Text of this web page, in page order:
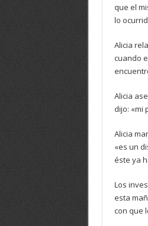
que el
lo
Alicia
cuando
Alicia
dijo: «mi
Alicia
«es un
éste ya
Los
esta
con que